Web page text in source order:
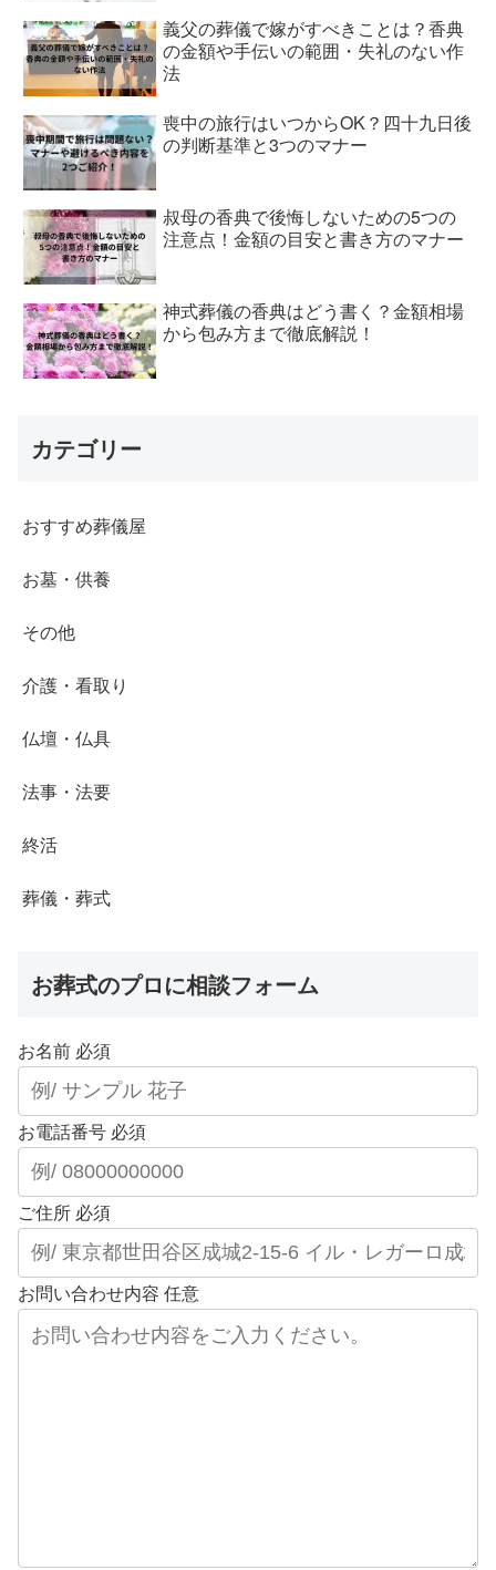
義父の葬儀で嫁がすべきことは？香典
の金額や手伝いの範囲・失礼のない作
法
喪中の旅行はいつからOK？四十九日後
の判断基準と3つのマナー
叔母の香典で後悔しないための5つの
注意点！金額の目安と書き方のマナー
神式葬儀の香典はどう書く？金額相場
から包み方まで徹底解説！
カテゴリー
おすすめ葬儀屋
お墓・供養
その他
介護・看取り
仏壇・仏具
法事・法要
終活
葬儀・葬式
お葬式のプロに相談フォーム
お名前 必須
お電話番号 必須
ご住所 必須
お問い合わせ内容 任意